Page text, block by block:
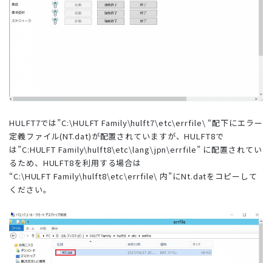
HULFT7では”C:\HULFT Family\hulft7\etc\errfile\ “配下にエラー
定義ファイル(NT.dat)が配置されていますが、HULFT8で
は”C:HULFT Family\hulft8\etc\lang\jpn\errfile” に配置されてい
るため、HULFT8を利用する場合は
“C:\HULFT Family\hulft8\etc\errfile\ 内”にNt.datをコピーして
ください。